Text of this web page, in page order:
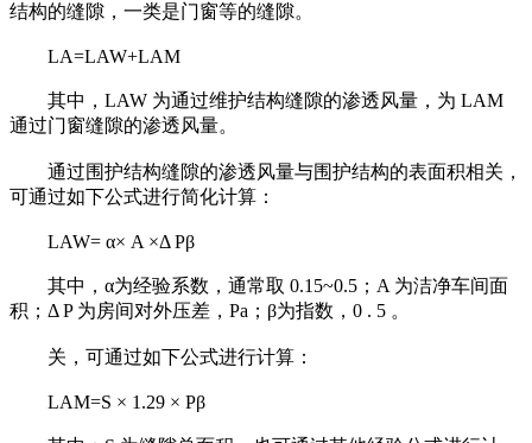
结构的缝隙，一类是门窗等的缝隙。
LA=LAW+LAM
其中，LAW 为通过维护结构缝隙的渗透风量，为 LAM
通过门窗缝隙的渗透风量。
通过围护结构缝隙的渗透风量与围护结构的表面积相关，
可通过如下公式进行简化计算：
LAW= α× A ×Δ Pβ
其中，α为经验系数，通常取 0.15~0.5；A 为洁净车间面
积；Δ P 为房间对外压差，Pa；β为指数，0 . 5 。
关，可通过如下公式进行计算：
LAM=S × 1.29 × Pβ